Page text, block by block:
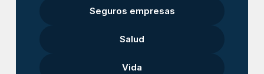
Seguros empresas
Salud
Vida